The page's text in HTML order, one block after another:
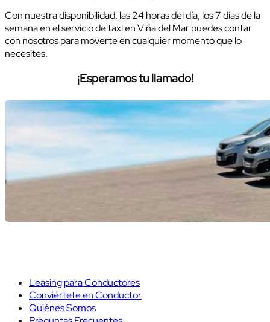
Con nuestra disponibilidad, las 24 horas del día, los 7 días de la
semana en el servicio de taxi en Viña del Mar puedes contar
con nosotros para moverte en cualquier momento que lo
necesites.
¡Esperamos tu llamado!
Leasing para Conductores
Conviértete en Conductor
Quiénes Somos